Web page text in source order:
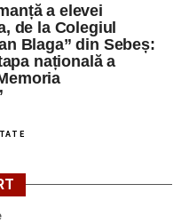
a elevei
de la Colegiul
Blaga” din Sebeș:
națională a